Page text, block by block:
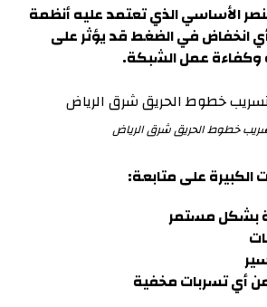
الأساسي الذي تعتمد عليه أنظمة
انخفاض في الضغط قد يؤثر على
وكفاءة عمل الشبكة.
خطوط الحريق شرق الرياض
على متابعة:
بشكل مستمر
أي تسربات مخفية